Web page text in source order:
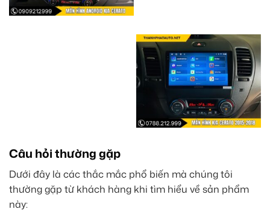
Câu hỏi thường gặp
Dưới đây là các thắc mắc phổ biến mà chúng tôi
thường gặp từ khách hàng khi tìm hiểu về sản phẩm
này: